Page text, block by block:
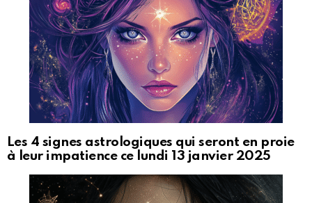
Les 4 signes astrologiques qui seront en proie
à leur impatience ce lundi 13 janvier 2025